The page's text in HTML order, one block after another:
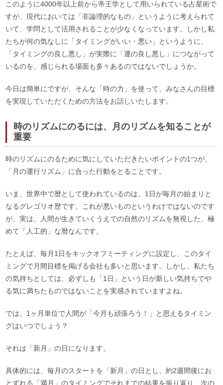
このように4000年以上前から帝王学として用いられている占星術で
すが、現代においては「非論理的なもの」というように考えられて
いて、学問として活用されることが少なくなっています。しかし私
たちが何の気なしに「タイミングがいい・悪い」というように、
「タイミングの良し悪し」が実際に「運の良し悪し」につながって
いるのを、感じられる場面も多々あるのではないでしょうか。
今日は簡単にですが、そんな「時の力」を使って、みなさんの目標
を実現していただくための方法をお話しいたします。
時のリズムにのるには、月のリズムを知ることが
重要
時のリズムにのるために気にしていただきたいポイントの1つが、
「月の運行リズム」に合った行動をとることです。
いま、世界中で暦として使われているのは、1日が毎月の始まりと
なるグレゴリオ歴です。これが悪いものというわけではないのです
が、実は、人間が生きていくうえでの自然のリズムを無視した、極
めて「人工的」な暦なんです。
たとえば、毎月1日をキックオフミーティングに設定し、このタイ
ミングで月間目標を掲げる会社も多いと思います。しかし、私たち
の気持ちとしては、必ずしも「1日」という日が新しい気持ちでや
る気に満ちたものではないことを実感されていますよね。
では、1ヶ月単位で人間が「今月も頑張ろう！」と思えるタイミン
グはいつでしょう？
それは「新月」の日になります。
具体的には、毎月のスタートを「新月」の日とし、約2週間後にお
とずれる「満月」のタイミングでそれまでの結果を振り返り、次の